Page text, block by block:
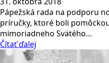
Pápežská rada na podporu
príručky, ktoré boli
mimoriadneho Svätého…
Čítať ďalej